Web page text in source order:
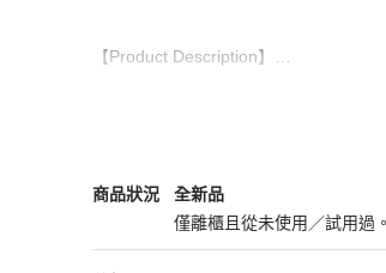
【Product Description】
- Main Color: Black,White
- Country of origin: China(may vary
商品狀況
Versace男裝商品狀態與細節
全新品
僅離櫃且從未使用／試用過
全新品